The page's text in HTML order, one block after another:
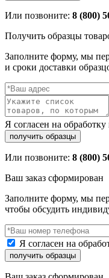
Или позвоните: 8 (800)
Получить образцы
Заполните форму, мы
и сроки доставки
Я согласен на
Или позвоните: 8 (800)
Ваш заказ сформирован
Заполните форму, мы
чтобы обсудить
Я согласен на